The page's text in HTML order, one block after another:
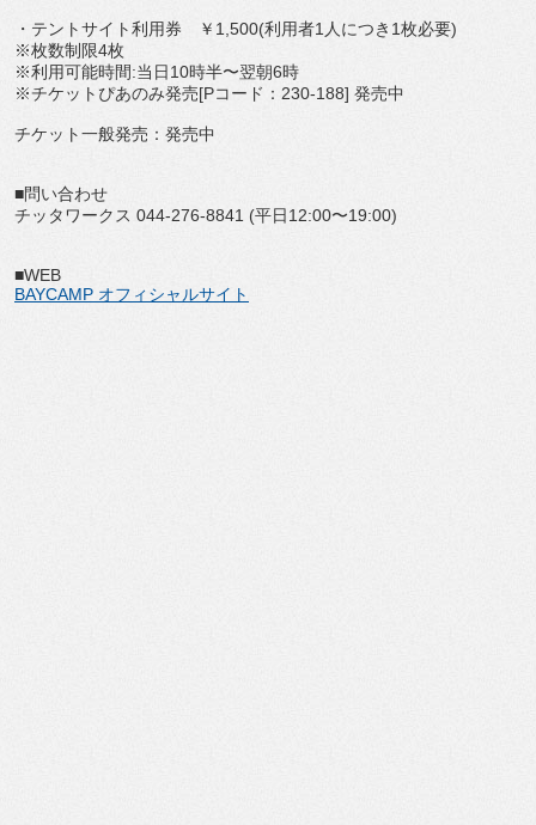
・テントサイト利用券 ￥1,500(利用者1人につき1枚必要)
※枚数制限4枚
※利用可能時間:当日10時半〜翌朝6時
※チケットぴあのみ発売[Pコード：230-188] 発売中
チケット一般発売：発売中
■問い合わせ
チッタワークス 044-276-8841 (平日12:00〜19:00)
■WEB
BAYCAMP オフィシャルサイト